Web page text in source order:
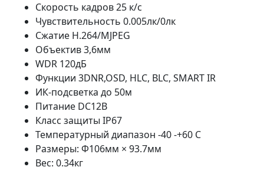
Скорость кадров 25 к/с
Чувствительность 0.005лк/0лк
Сжатие H.264/MJPEG
Объектив 3,6мм
WDR 120дБ
Функции 3DNR,OSD, HLC, BLC, SMART IR
ИК-подсветка до 50м
Питание DC12В
Класс защиты IP67
Температурный диапазон -40 -+60 С
Размеры: Φ106мм × 93.7мм
Вес: 0.34кг